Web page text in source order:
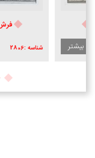
فرش نقشه 702
شناسه :